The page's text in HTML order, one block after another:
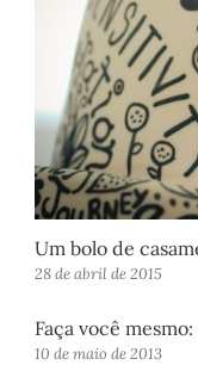
Um bolo de
28 de abril de 2015
Faça você
10 de maio de 2013